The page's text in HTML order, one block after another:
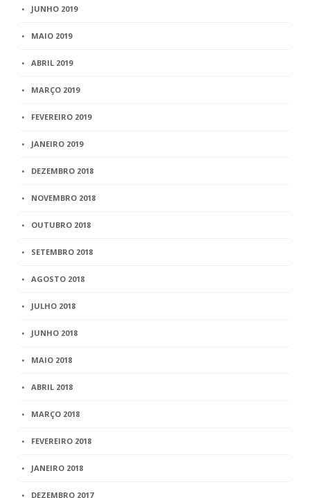
JUNHO 2019
MAIO 2019
ABRIL 2019
MARÇO 2019
FEVEREIRO 2019
JANEIRO 2019
DEZEMBRO 2018
NOVEMBRO 2018
OUTUBRO 2018
SETEMBRO 2018
AGOSTO 2018
JULHO 2018
JUNHO 2018
MAIO 2018
ABRIL 2018
MARÇO 2018
FEVEREIRO 2018
JANEIRO 2018
DEZEMBRO 2017